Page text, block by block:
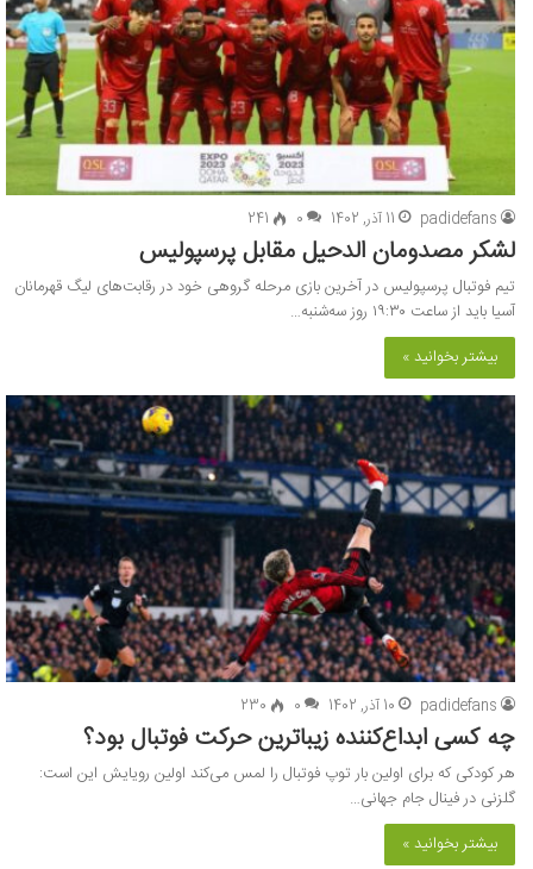
padidefans 11 آذر, 1402 0
241
لشکر مصدومان الدحیل مقابل پرسپولیس
تیم فوتبال پرسپولیس در آخرین بازی مرحله گروهی خود در رقابت‌های لیگ قهرمانان
آسیا باید از ساعت ۱۹:۳۰ روز سه‌شنبه…
بیشتر بخوانید »
padidefans 10 آذر, 1402 0
230
چه کسی ابداع‌کننده زیباترین حرکت فوتبال بود؟
هر کودکی که برای اولین بار توپ فوتبال را لمس می‌کند اولین ‏رویایش این است:
گلزنی در فینال جام جهانی…
بیشتر بخوانید »